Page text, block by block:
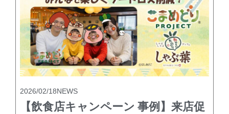
2026/02/18NEWS
【飲食店キャンペーン 事例】来店促